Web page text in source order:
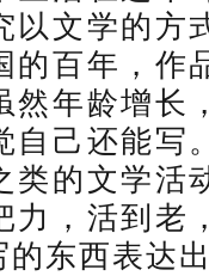
以文学的方
的百年，作
然年龄增长
自己还能写
类的文学活
力，活到老
东西表达